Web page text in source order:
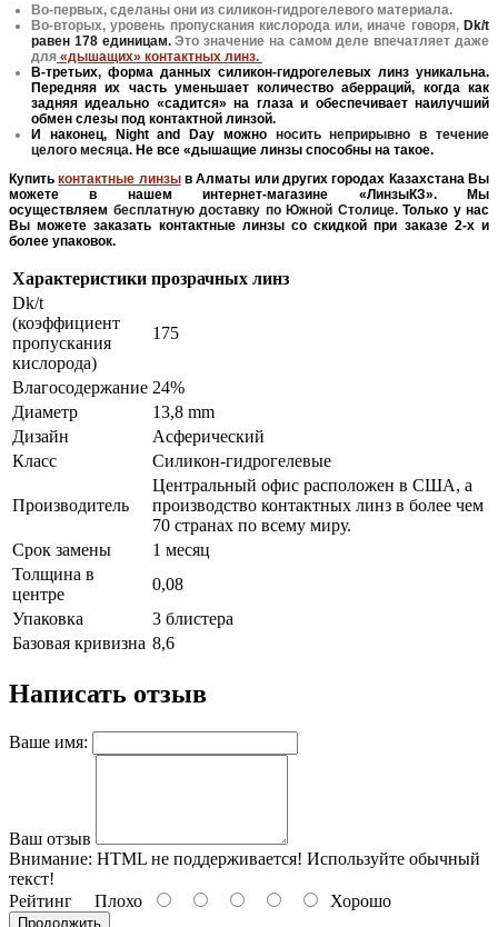
Во-первых, сделаны они из силикон-гидрогелевого материала.
Во-вторых, уровень пропускания кислорода или, иначе говоря, Dk/t
равен 178 единицам.Это значение на самом деле впечатляет даже
для «дышащих» контактных линз.
В-третьих, форма данных силикон-гидрогелевых линз уникальна.
Передняя их часть уменьшает количество аберраций, когда как
задняя идеально «садится» на глаза и обеспечивает наилучший
обмен слезы под контактной линзой.
И наконец, Night and Day можноносить неприрывно в течение
целого месяца. Не все «дышащие линзы способны на такое.
Купить контактные линзы в Алматы или других городах Казахстана Вы
можете в нашем интернет-магазине «ЛинзыКЗ». Мы
осуществляем бесплатную доставку по Южной Столице.Только у нас
Вы можете заказать контактные линзы со скидкой при заказе 2-х и
более упаковок.
Характеристики прозрачных линз
Dk/t
(коэффициент
пропускания
кислорода)
175
Влагосодержание 24%
Диаметр
13,8 mm
Дизайн
Асферический
Класс
Силикон-гидрогелевые
Производитель
Центральный офис расположен в США, а
производство контактных линз в более чем
70 странах по всему миру.
Срок замены
1 месяц
Толщина в
центре
0,08
Упаковка
3 блистера
Базовая кривизна 8,6
Написать отзыв
Ваше имя:
Ваш отзыв
Внимание: HTML не поддерживается! Используйте обычный
текст!
Рейтинг Плохо Хорошо
Продолжить